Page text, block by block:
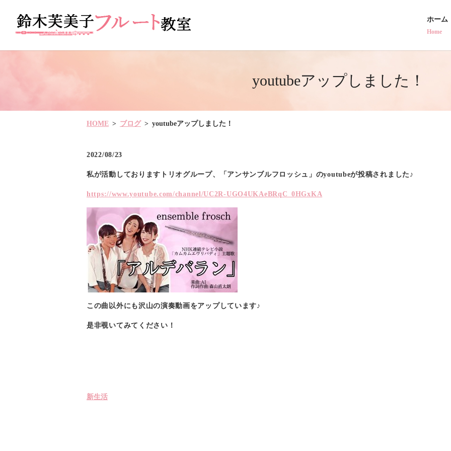
ホーム
Home
youtubeアップしました！
HOME ブログ youtubeアップしました！
2022/08/23
私が活動しておりますトリオグループ、「 アンサンブルフロッシュ 」のyoutubeが投稿されました♪
https://www.youtube.com/channel/UC2R-UGO4UKAeBRqC_0HGxKA
この曲以外にも沢山の演奏動画をアップしています♪
是非覗いてみてください！
新生活